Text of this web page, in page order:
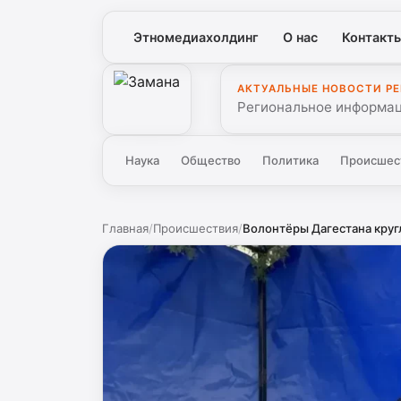
Этномедиахолдинг О нас
АКТУАЛЬНЫЕ НОВОСТИ
Региональное
Наука Общество Политика
Главная/Происшествия/Волонтёры Дагестана